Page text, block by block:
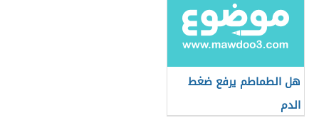
هل الطماطم يرفع ضغط
الدم